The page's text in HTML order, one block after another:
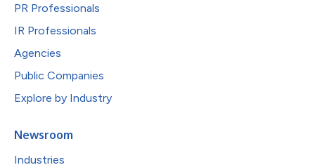
PR Professionals
IR Professionals
Agencies
Public Companies
Explore by Industry
Newsroom
Industries